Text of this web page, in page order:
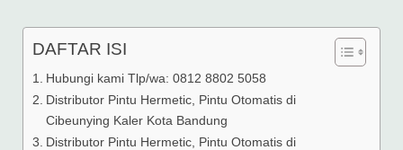
DAFTAR ISI
Hubungi kami Tlp/wa: 0812 8802 5058
Distributor Pintu Hermetic, Pintu Otomatis di
Cibeunying Kaler Kota Bandung
Distributor Pintu Hermetic, Pintu Otomatis di